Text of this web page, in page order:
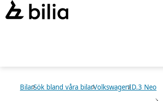
BilarSök bland våra bilarVolkswagenID.3 Neo